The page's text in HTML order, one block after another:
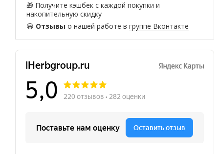
🎁 Получите кэшбек с каждой покупки и
накопительную скидку
😀 Отзывы о нашей работе вгруппе Вконтакте